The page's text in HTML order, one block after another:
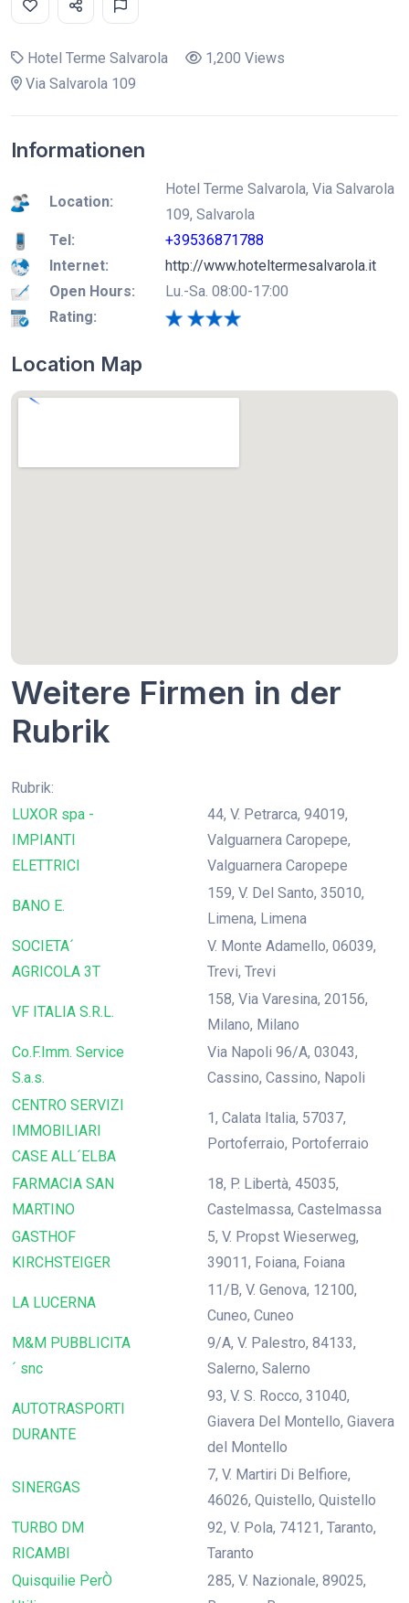
Hotel Terme Salvarola
1,200 Views
Via Salvarola 109
Informationen
Location:
Hotel Terme Salvarola, Via Salvarola
109, Salvarola
Tel:
+39536871788
Internet:
http://www.hoteltermesalvarola.it
Open Hours:
Lu.-Sa. 08:00-17:00
Rating:
Location Map
Weitere Firmen in der
Rubrik
Rubrik:
LUXOR spa -
IMPIANTI
ELETTRICI
44, V. Petrarca, 94019,
Valguarnera Caropepe,
Valguarnera Caropepe
BANO E.
159, V. Del Santo, 35010,
Limena, Limena
SOCIETA´
AGRICOLA 3T
V. Monte Adamello, 06039,
Trevi, Trevi
VF ITALIA S.R.L.
158, Via Varesina, 20156,
Milano, Milano
Co.F.Imm. Service
S.a.s.
Via Napoli 96/A, 03043,
Cassino, Cassino, Napoli
CENTRO SERVIZI
IMMOBILIARI
CASE ALL´ELBA
1, Calata Italia, 57037,
Portoferraio, Portoferraio
FARMACIA SAN
MARTINO
18, P. Libertà, 45035,
Castelmassa, Castelmassa
GASTHOF
KIRCHSTEIGER
5, V. Propst Wieserweg,
39011, Foiana, Foiana
LA LUCERNA
11/B, V. Genova, 12100,
Cuneo, Cuneo
M&M PUBBLICITA
´ snc
9/A, V. Palestro, 84133,
Salerno, Salerno
AUTOTRASPORTI
DURANTE
93, V. S. Rocco, 31040,
Giavera Del Montello, Giavera
del Montello
SINERGAS
7, V. Martiri Di Belfiore,
46026, Quistello, Quistello
TURBO DM
RICAMBI
92, V. Pola, 74121, Taranto,
Taranto
Quisquilie PerÒ
285, V. Nazionale, 89025,